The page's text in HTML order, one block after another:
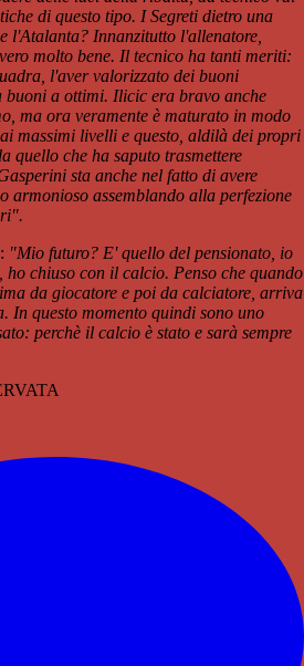
di questo tipo. I Segreti dietro una
l'Atalanta? Innanzitutto l'allenatore,
molto bene. Il tecnico ha tanti meriti:
l'aver valorizzato dei buoni
a ottimi. Ilicic era bravo anche
ma ora veramente è maturato in modo
massimi livelli e questo, aldilà dei propri
quello che ha saputo trasmettere
sta anche nel fatto di avere
armonioso assemblando alla perfezione
"Mio futuro? E' quello del pensionato, io
chiuso con il calcio. Penso che quando
da giocatore e poi da calciatore, arriva
In questo momento quindi sono uno
perchè il calcio è stato e sarà sempre